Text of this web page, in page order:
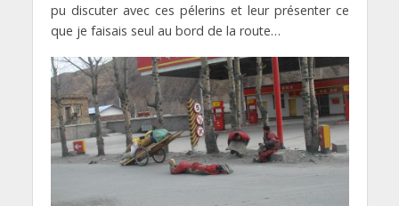
pu discuter avec ces pélerins et leur présenter ce
que je faisais seul au bord de la route…